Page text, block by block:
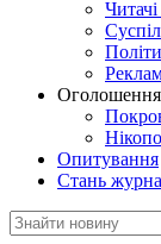
Оголошення
Опитування
Стань